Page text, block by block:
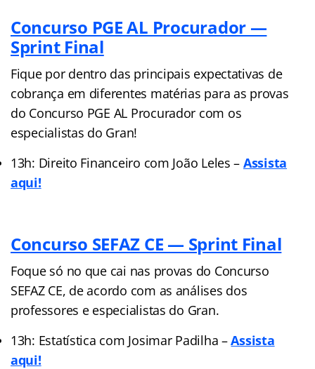
Concurso PGE AL Procurador —
Sprint Final
Fique por dentro das principais expectativas de
cobrança em diferentes matérias para as provas
do Concurso PGE AL Procurador com os
especialistas do Gran!
13h: Direito Financeiro com João Leles – Assista
aqui!
Concurso SEFAZ CE — Sprint Final
Foque só no que cai nas provas do Concurso
SEFAZ CE, de acordo com as análises dos
professores e especialistas do Gran.
13h: Estatística com Josimar Padilha –Assista
aqui!